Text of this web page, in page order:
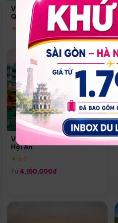
Vinpearl Resort & Spa Phu
Quoc
★ 5.0
Vinpearl Resort & Golf Nam
Hội An
★ 5.0
Từ 4,150,000đ